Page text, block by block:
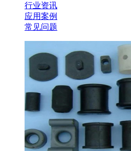
行业资讯
应用案例
常见问题